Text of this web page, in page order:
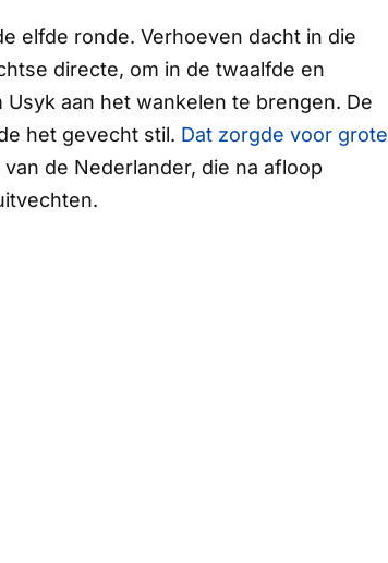
elfde ronde. Verhoeven dacht in die
directe, om in de twaalfde en
aan het wankelen te brengen. De
het gevecht stil. Dat zorgde voor grote
de Nederlander, die na afloop